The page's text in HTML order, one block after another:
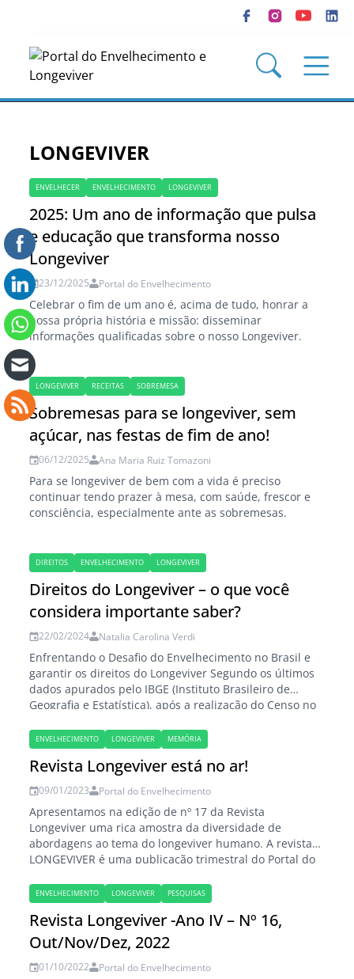
LONGEVIVER
ENVELHECER ENVELHECIMENTO LONGEVIVER
2025: Um ano de informação que pulsa
e educação que transforma nosso
Longeviver
23/12/2025 Portal do Envelhecimento
Celebrar o fim de um ano é, acima de tudo, honrar a
nossa própria história e missão: disseminar
informações qualificadas sobre o nosso Longeviver.
LONGEVIVER RECEITAS SOBREMESA
Sobremesas para se longeviver, sem
açúcar, nas festas de fim de ano!
06/12/2025 Ana Maria Ruiz Tomazoni
Para se longeviver de bem com a vida é preciso
continuar tendo prazer à mesa, com saúde, frescor e
consciência, especialmente ante as sobremesas.
DIREITOS ENVELHECIMENTO LONGEVIVER
Direitos do Longeviver – o que você
considera importante saber?
22/02/2024 Natalia Carolina Verdi
Enfrentando o Desafio do Envelhecimento no Brasil e
garantir os direitos do Longeviver Segundo os últimos
dados apurados pelo IBGE (Instituto Brasileiro de
Geografia e Estatística), após a realização do Censo no
de 2023, a população brasileira atual é composta por
mais de 15% de…
ENVELHECIMENTO LONGEVIVER MEMÓRIA
Revista Longeviver está no ar!
09/01/2023 Portal do Envelhecimento
Apresentamos na edição de nº 17 da Revista
Longeviver uma rica amostra da diversidade de
abordagens ao tema do longeviver humano. A revista
LONGEVIVER é uma publicação trimestral do Portal do
virtual, gratuita e de acesso aberto, que aborda
assuntos ligados à velhice, envelhecimento e
longevidade humana…
ENVELHECIMENTO LONGEVIVER PESQUISAS
Revista Longeviver -Ano IV – Nº 16,
Out/Nov/Dez, 2022
01/10/2022 Portal do Envelhecimento